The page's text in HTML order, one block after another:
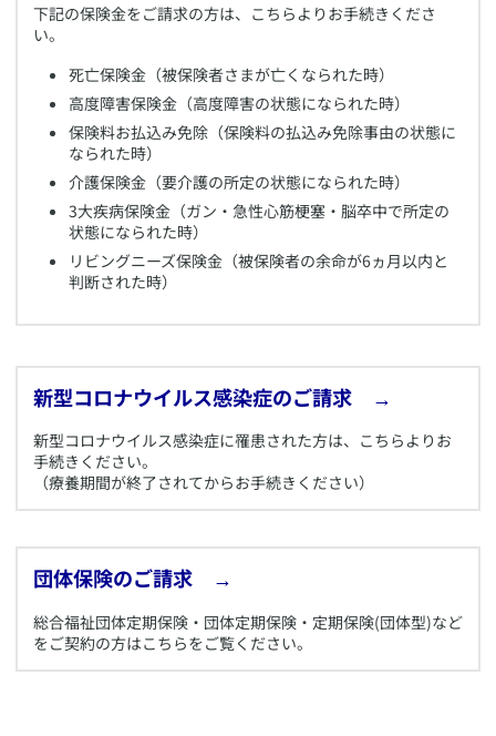
​下記の保険金をご請求の方は、こちらよりお手続きくださ
い。
​死亡保険金（被保険者さまが亡くなられた時）
​高度障害保険金（高度障害の状態になられた時）
​保険料お払込み免除（保険料の払込み免除事由の状態に
なられた時）
​介護保険金（要介護の所定の状態になられた時）
​3大疾病保険金（ガン・急性心筋梗塞・脳卒中で所定の
状態になられた時）
リビングニーズ保険金（被保険者の余命が6ヵ月以内と
判断された時）
新型コロナウイルス感染症のご請求 →
​新型コロナウイルス感染症に罹患された方は、こちらよりお
手続きください。
（療養期間が終了されてからお手続きください）
団体保険のご請求 →
​総合福祉団体定期保険・団体定期保険・定期保険(団体型)など
をご契約の方はこちらをご覧ください。